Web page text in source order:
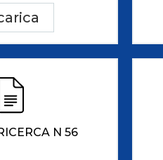
N 56